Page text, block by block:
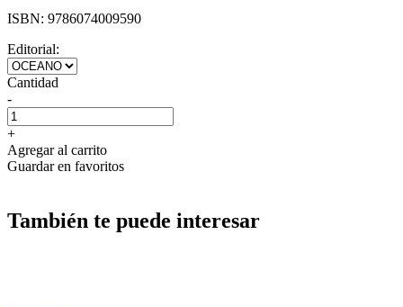
ISBN: 9786074009590
Editorial:
Cantidad
-
+
Agregar al carrito
Guardar en favoritos
También te puede interesar